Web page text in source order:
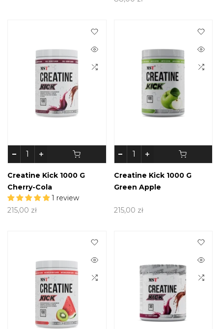
Creatine Kick 1000 G
Cherry-Cola
1 review
215,00 zł
Creatine Kick 1000 G
Green Apple
215,00 zł